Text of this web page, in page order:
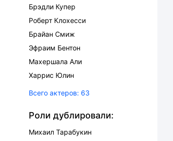
Брэдли Купер
Роберт Клохесси
Брайан Смиж
Эфраим Бентон
Махершала Али
Харрис Юлин
Всего актеров: 63
Роли дублировали:
Михаил Тарабукин